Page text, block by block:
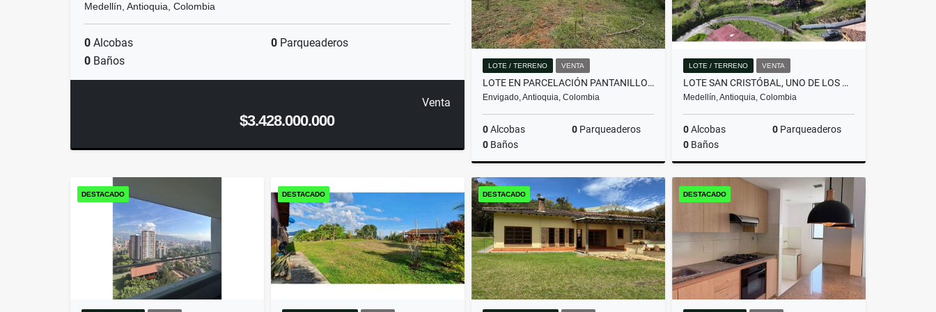
Medellín, Antioquia, Colombia
0 Alcobas 0 Parqueaderos
0 Baños
Venta
$3.428.000.000
LOTE / TERRENO VENTA
LOTE EN PARCELACIÓN PANTANILLO ENVIGADO ALTOS DE LA MANUELA
Envigado, Antioquia, Colombia
0Alcobas 0 Parqueaderos
0 Baños
Venta
$2.000.000.000
LOTE / TERRENO VENTA
LOTE SAN CRISTÓBAL, UNO DE LOS MEJORES LOTES DE LA PARCELACIÓN
Medellín, Antioquia, Colombia
0Alcobas 0 Parqueaderos
0 Baños
Venta
$590.000.000
DESTACADO DESTACADO DESTACADO DESTACADO